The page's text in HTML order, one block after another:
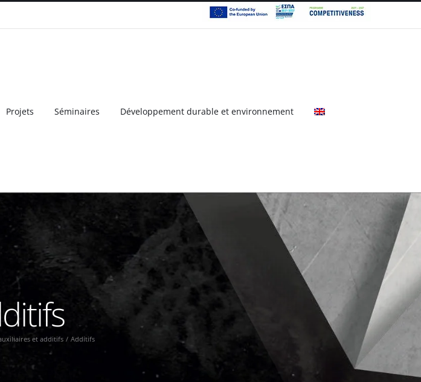
Projets Séminaires Développement durable et environnement
et additifs Additifs